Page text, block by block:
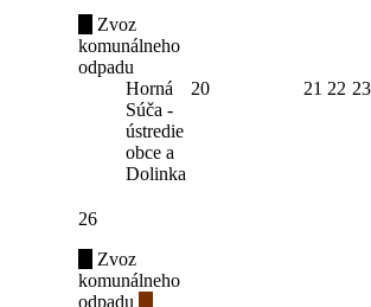
Zvoz
komunálneho
odpadu
Horná
Súča -
ústredie
obce a
Dolinka
20 21 22 23
26
Zvoz
komunálneho
odpadu